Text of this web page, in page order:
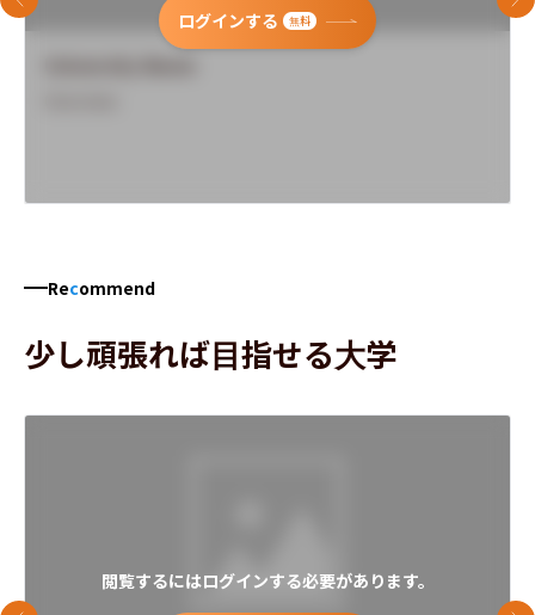
ログインする 無料
前のスライド 次
Recommend
少し頑張れば目指せる大学
閲覧するにはログインする必要があります。